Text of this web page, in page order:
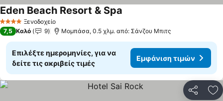
4 ΑστέριαΞενοδοχείο
Eden Beach Resort & Spa
7,5 Καλό 9 Μομπάσα, 0.5 χλμ. από: Σάνζου Μπιτς
Επιλέξτε ημερομηνίες, για να
δείτε τις ακριβείς τιμές
Εμφάνιση τιμών